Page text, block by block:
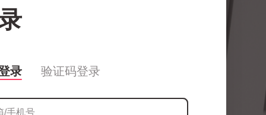
录 验证码登录